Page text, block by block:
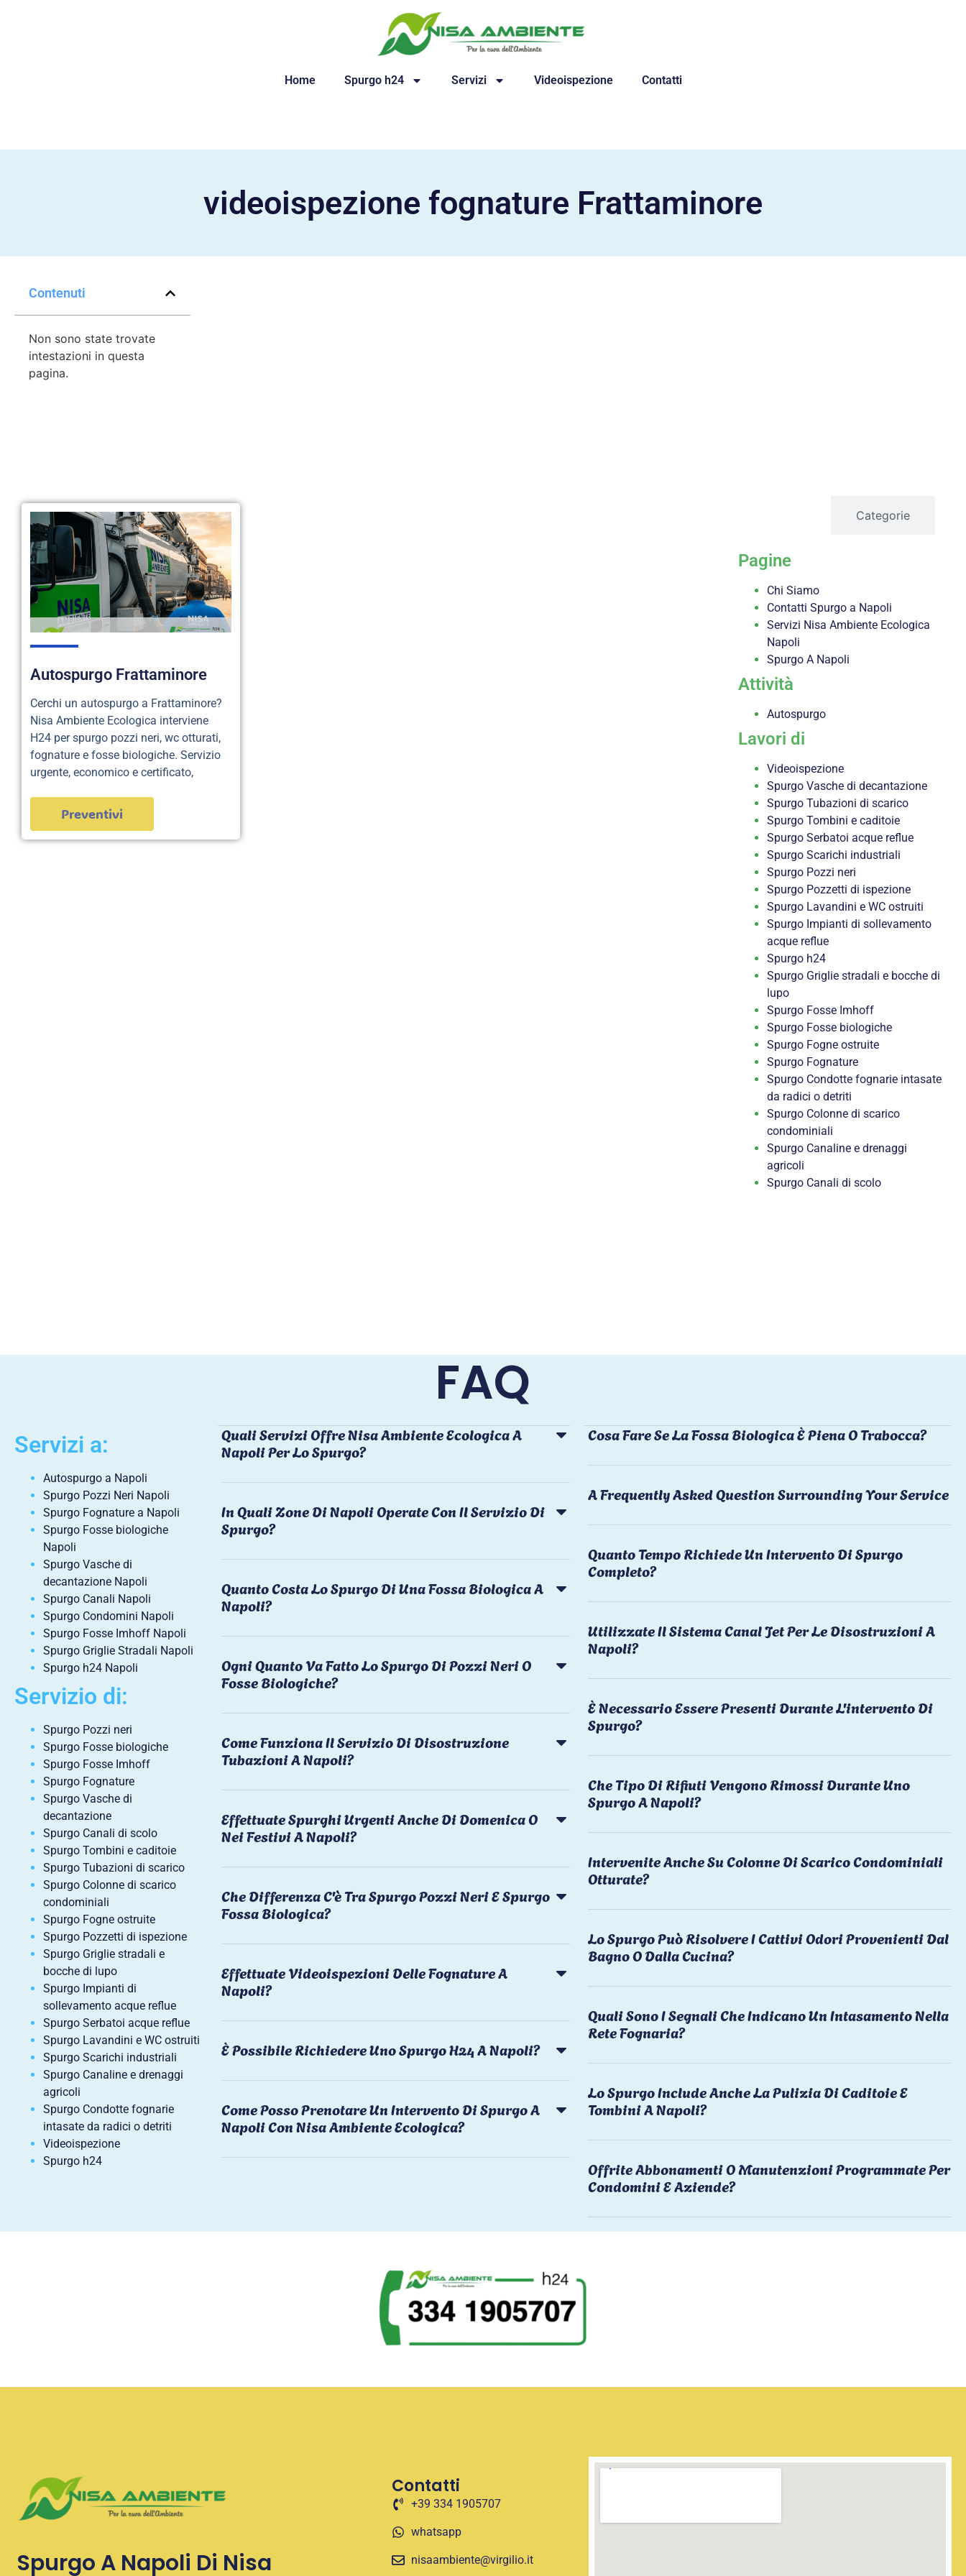
Home Spurgo h24 Servizi Videoispezione Contatti
videoispezione fognature Frattaminore
Contenuti
Non sono state trovate
intestazioni in questa
pagina.
Autospurgo Frattaminore
Cerchi un autospurgo a Frattaminore?
Nisa Ambiente Ecologica interviene
H24 per spurgo pozzi neri, wc otturati,
fognature e fosse biologiche. Servizio
urgente, economico e certificato,
Preventivi
Categorie
Pagine
Chi Siamo
Contatti Spurgo a Napoli
Servizi Nisa Ambiente Ecologica
Napoli
Spurgo A Napoli
Attività
Autospurgo
Lavori di
Videoispezione
Spurgo Vasche di decantazione
Spurgo Tubazioni di scarico
Spurgo Tombini e caditoie
Spurgo Serbatoi acque reflue
Spurgo Scarichi industriali
Spurgo Pozzi neri
Spurgo Pozzetti di ispezione
Spurgo Lavandini e WC ostruiti
Spurgo Impianti di sollevamento
acque reflue
Spurgo h24
Spurgo Griglie stradali e bocche di
lupo
Spurgo Fosse Imhoff
Spurgo Fosse biologiche
Spurgo Fogne ostruite
Spurgo Fognature
Spurgo Condotte fognarie intasate
da radici o detriti
Spurgo Colonne di scarico
condominiali
Spurgo Canaline e drenaggi
agricoli
Spurgo Canali di scolo
FAQ
Servizi a:
Autospurgo a Napoli
Spurgo Pozzi Neri Napoli
Spurgo Fognature a Napoli
Spurgo Fosse biologiche
Napoli
Spurgo Vasche di
decantazione Napoli
Spurgo Canali Napoli
Spurgo Condomini Napoli
Spurgo Fosse Imhoff Napoli
Spurgo Griglie Stradali Napoli
Spurgo h24 Napoli
Servizio di:
Spurgo Pozzi neri
Spurgo Fosse biologiche
Spurgo Fosse Imhoff
Spurgo Fognature
Spurgo Vasche di
decantazione
Spurgo Canali di scolo
Spurgo Tombini e caditoie
Spurgo Tubazioni di scarico
Spurgo Colonne di scarico
condominiali
Spurgo Fogne ostruite
Spurgo Pozzetti di ispezione
Spurgo Griglie stradali e
bocche di lupo
Spurgo Impianti di
sollevamento acque reflue
Spurgo Serbatoi acque reflue
Spurgo Lavandini e WC ostruiti
Spurgo Scarichi industriali
Spurgo Canaline e drenaggi
agricoli
Spurgo Condotte fognarie
intasate da radici o detriti
Videoispezione
Spurgo h24
Quali Servizi Offre Nisa Ambiente Ecologica A
Napoli Per Lo Spurgo?
In Quali Zone Di Napoli Operate Con Il Servizio Di
Spurgo?
Quanto Costa Lo Spurgo Di Una Fossa Biologica A
Napoli?
Ogni Quanto Va Fatto Lo Spurgo Di Pozzi Neri O
Fosse Biologiche?
Come Funziona Il Servizio Di Disostruzione
Tubazioni A Napoli?
Effettuate Spurghi Urgenti Anche Di Domenica O
Nei Festivi A Napoli?
Che Differenza C'è Tra Spurgo Pozzi Neri E Spurgo
Fossa Biologica?
Effettuate Videoispezioni Delle Fognature A
Napoli?
È Possibile Richiedere Uno Spurgo H24 A Napoli?
Come Posso Prenotare Un Intervento Di Spurgo A
Napoli Con Nisa Ambiente Ecologica?
Cosa Fare Se La Fossa Biologica È Piena O Trabocca?
A Frequently Asked Question Surrounding Your Service
Quanto Tempo Richiede Un Intervento Di Spurgo
Completo?
Utilizzate Il Sistema Canal Jet Per Le Disostruzioni A
Napoli?
È Necessario Essere Presenti Durante L'intervento Di
Spurgo?
Che Tipo Di Rifiuti Vengono Rimossi Durante Uno
Spurgo A Napoli?
Intervenite Anche Su Colonne Di Scarico Condominiali
Otturate?
Lo Spurgo Può Risolvere I Cattivi Odori Provenienti Dal
Bagno O Dalla Cucina?
Quali Sono I Segnali Che Indicano Un Intasamento Nella
Rete Fognaria?
Lo Spurgo Include Anche La Pulizia Di Caditoie E
Tombini A Napoli?
Offrite Abbonamenti O Manutenzioni Programmate Per
Condomini E Aziende?
Spurgo A Napoli Di Nisa
Contatti
+39 334 1905707
whatsapp
nisaambiente@virgilio.it